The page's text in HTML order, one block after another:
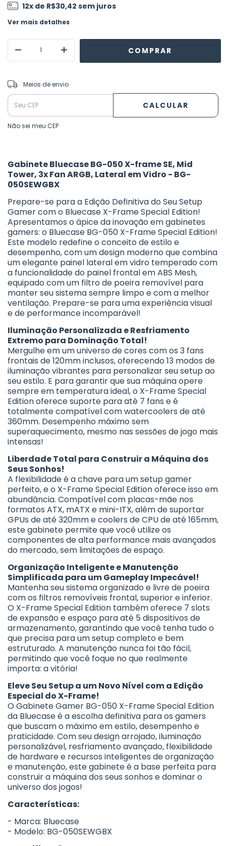
12x de R$30,42 sem juros
Ver mais detalhes
Entregas para o CEP:
Meios de envio
CALCULAR
Não sei meu CEP
Gabinete Bluecase BG-050 X-frame SE, Mid
Tower, 3x Fan ARGB, Lateral em Vidro - BG-
050SEWGBX
Prepare-se para a Edição Definitiva do Seu Setup
Gamer com o Bluecase X-Frame Special Edition!
Apresentamos o ápice da inovação em gabinetes
gamers: o Bluecase BG-050 X-Frame Special Edition!
Este modelo redefine o conceito de estilo e
desempenho, com um design moderno que combina
um elegante painel lateral em vidro temperado com
a funcionalidade do painel frontal em ABS Mesh,
equipado com um filtro de poeira removível para
manter seu sistema sempre limpo e com a melhor
ventilação. Prepare-se para uma experiência visual
e de performance incomparável!
Iluminação Personalizada e Resfriamento
Extremo para Dominação Total!
Mergulhe em um universo de cores com os 3 fans
frontais de 120mm inclusos, oferecendo 13 modos de
iluminação vibrantes para personalizar seu setup ao
seu estilo. E para garantir que sua máquina opere
sempre em temperatura ideal, o X-Frame Special
Edition oferece suporte para até 7 fans e é
totalmente compatível com watercoolers de até
360mm. Desempenho máximo sem
superaquecimento, mesmo nas sessões de jogo mais
intensas!
Liberdade Total para Construir a Máquina dos
Seus Sonhos!
A flexibilidade é a chave para um setup gamer
perfeito, e o X-Frame Special Edition oferece isso em
abundância. Compatível com placas-mãe nos
formatos ATX, mATX e mini-ITX, além de suportar
GPUs de até 320mm e coolers de CPU de até 165mm,
este gabinete permite que você utilize os
componentes de alta performance mais avançados
do mercado, sem limitações de espaço.
Organização Inteligente e Manutenção
Simplificada para um Gameplay Impecável!
Mantenha seu sistema organizado e livre de poeira
com os filtros removíveis frontal, superior e inferior.
O X-Frame Special Edition também oferece 7 slots
de expansão e espaço para até 5 dispositivos de
armazenamento, garantindo que você tenha tudo o
que precisa para um setup completo e bem
estruturado. A manutenção nunca foi tão fácil,
permitindo que você foque no que realmente
importa: a vitória!
Eleve Seu Setup a um Novo Nível com a Edição
Especial do X-Frame!
O Gabinete Gamer BG-050 X-Frame Special Edition
da Bluecase é a escolha definitiva para os gamers
que buscam o máximo em estilo, desempenho e
praticidade. Com seu design arrojado, iluminação
personalizável, resfriamento avançado, flexibilidade
de hardware e recursos inteligentes de organização
e manutenção, este gabinete é a base perfeita para
construir a máquina dos seus sonhos e dominar o
universo dos jogos!
Características:
- Marca: Bluecase
- Modelo: BG-050SEWGBX